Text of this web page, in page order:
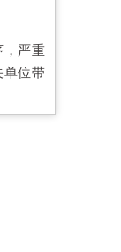
，严重
单位带